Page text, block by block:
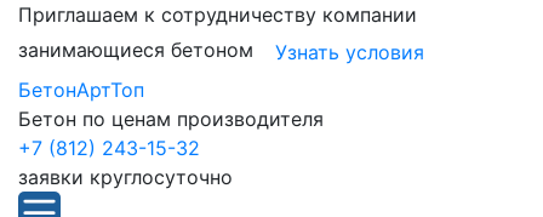
Приглашаем к сотрудничеству компании
занимающиеся бетоном
Узнать условия
БетонАртТоп
Бетон по ценам производителя
+7 (812) 243-15-32
заявки круглосуточно